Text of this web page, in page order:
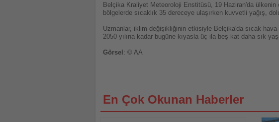
Belçika Kraliyet Meteoroloji Enstitüsü, 19 Haziran'da ülkenin
bölgelerde sıcaklık 35 dereceye ulaşırken kuvvetli yağış,
Uzmanlar, iklim değişikliğinin etkisiyle Belçika'da sıcak hava
2050 yılına kadar bugüne kıyasla üç ila beş kat daha sık
Görsel : © AA
En Çok Okunan Haberler